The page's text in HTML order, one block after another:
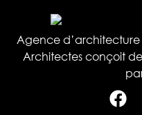
Agence d’architecture
Architectes conçoit